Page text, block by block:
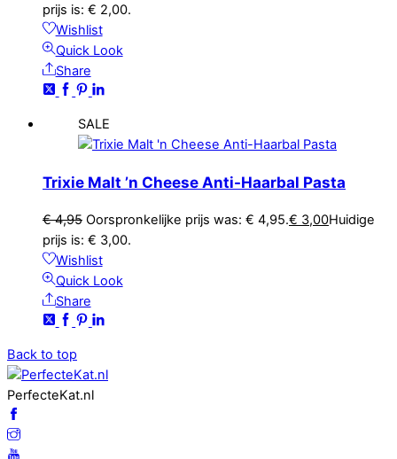
prijs is: € 2,00.
Wishlist
Quick Look
Share
SALE
Trixie Malt ’n Cheese Anti-Haarbal Pasta
€4,95 Oorspronkelijke prijs was: € 4,95.€ 3,00Huidige
prijs is: € 3,00.
Wishlist
Quick Look
Share
Back to top
PerfecteKat.nl